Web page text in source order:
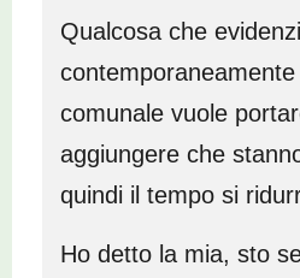
Qualcosa che
contemporaneamente
comunale vuole
aggiungere che
quindi il tempo si
Ho detto la mia, sto